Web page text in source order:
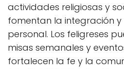
actividades religiosas y
fomentan la integración y
personal. Los feligreses
misas semanales y
fortalecen la fe y la